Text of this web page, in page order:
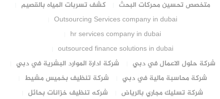
متخصص تحسين محركات البحث
كشف تسربات المياه بالقصيم
Outsourcing Services company in dubai
hr services company in dubai
outsourced finance solutions in dubai
شركة حلول الاعمال في دبي
شركة ادارة الموارد البشرية في دبي
شركة محاسبة مالية في دبي
شركة تنظيف بخميس مشيط
شركة تسليك مجاري بالرياض
شركه تنظيف خزانات بحائل